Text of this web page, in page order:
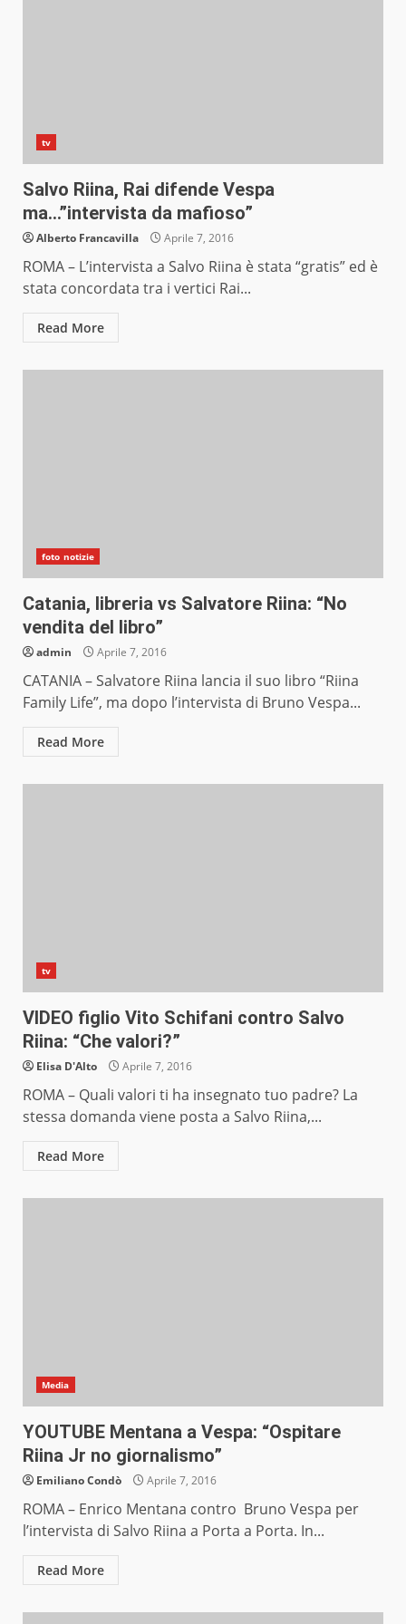
tv
Salvo Riina, Rai difende Vespa
ma…”intervista da mafioso”
Alberto Francavilla Aprile 7, 2016
ROMA – L’intervista a Salvo Riina è stata “gratis” ed è
stata concordata tra i vertici Rai...
Read More
foto notizie
Catania, libreria vs Salvatore Riina: “No
vendita del libro”
admin Aprile 7, 2016
CATANIA – Salvatore Riina lancia il suo libro “Riina
Family Life”, ma dopo l’intervista di Bruno Vespa...
Read More
tv
VIDEO figlio Vito Schifani contro Salvo
Riina: “Che valori?”
Elisa D'Alto Aprile 7, 2016
ROMA – Quali valori ti ha insegnato tuo padre? La
stessa domanda viene posta a Salvo Riina,...
Read More
Media
YOUTUBE Mentana a Vespa: “Ospitare
Riina Jr no giornalismo”
Emiliano Condò Aprile 7, 2016
ROMA – Enrico Mentana contro Bruno Vespa per
l’intervista di Salvo Riina a Porta a Porta. In...
Read More